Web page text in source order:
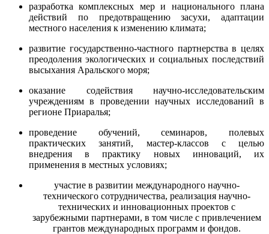
разработка комплексных мер и национального плана
действий по предотвращению засухи, адаптации
местного населения к изменению климата;
развитие государственно-частного партнерства в целях
преодоления экологических и социальных последствий
высыхания Аральского моря;
оказание содействия научно-исследовательским
учреждениям в проведении научных исследований в
регионе Приаралья;
проведение обучений, семинаров, полевых
практических занятий, мастер-классов с целью
внедрения в практику новых инноваций, их
применения в местных условиях;
участие в развитии международного научно-
технического сотрудничества, реализация научно-
технических и инновационных проектов с
зарубежными партнерами, в том числе с привлечением
грантов международных программ и фондов.